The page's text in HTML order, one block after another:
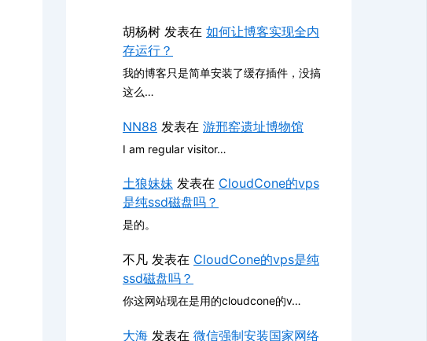
胡杨树 发表在 如何让博客实现全内
存运行？
我的博客只是简单安装了缓存插件，没搞
这么…
NN88 发表在 游邢窑遗址博物馆
I am regular visitor…
土狼妹妹 发表在 CloudCone的vps
是纯ssd磁盘吗？
是的。
不凡 发表在 CloudCone的vps是纯
ssd磁盘吗？
你这网站现在是用的cloudcone的v…
大海 发表在 微信强制安装国家网络